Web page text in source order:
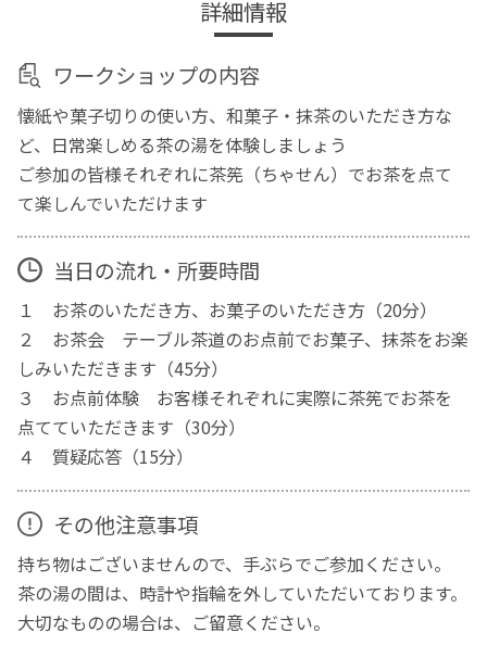
詳細情報
ワークショップの内容
懐紙や菓子切りの使い方、和菓子・抹茶のいただき方な
ど、日常楽しめる茶の湯を体験しましょう
ご参加の皆様それぞれに茶筅（ちゃせん）でお茶を点て
て楽しんでいただけます
当日の流れ・所要時間
１ お茶のいただき方、お菓子のいただき方（20分）
２ お茶会 テーブル茶道のお点前でお菓子、抹茶をお楽
しみいただきます（45分）
３ お点前体験 お客様それぞれに実際に茶筅でお茶を
点てていただきます（30分）
４ 質疑応答（15分）
その他注意事項
持ち物はございませんので、手ぶらでご参加ください。
茶の湯の間は、時計や指輪を外していただいております。
大切なものの場合は、ご留意ください。